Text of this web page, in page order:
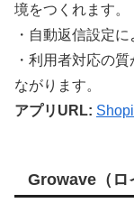
境をつくれます。
・自動返信設定
・利用者対応の
ながります。
アプリURL:
Growave（ロ